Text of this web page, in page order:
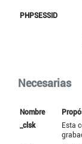
Necesarias
PHPSESSID
Nombre
_clsk
Esta